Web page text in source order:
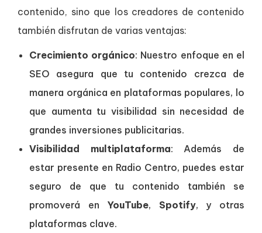
contenido, sino que los creadores de contenido
también disfrutan de varias ventajas:
Crecimiento orgánico: Nuestro enfoque en el
SEO asegura que tu contenido crezca de
manera orgánica en plataformas populares, lo
que aumenta tu visibilidad sin necesidad de
grandes inversiones publicitarias.
Visibilidad multiplataforma: Además de
estar presente en Radio Centro, puedes estar
seguro de que tu contenido también se
promoverá en YouTube, Spotify, y otras
plataformas clave.